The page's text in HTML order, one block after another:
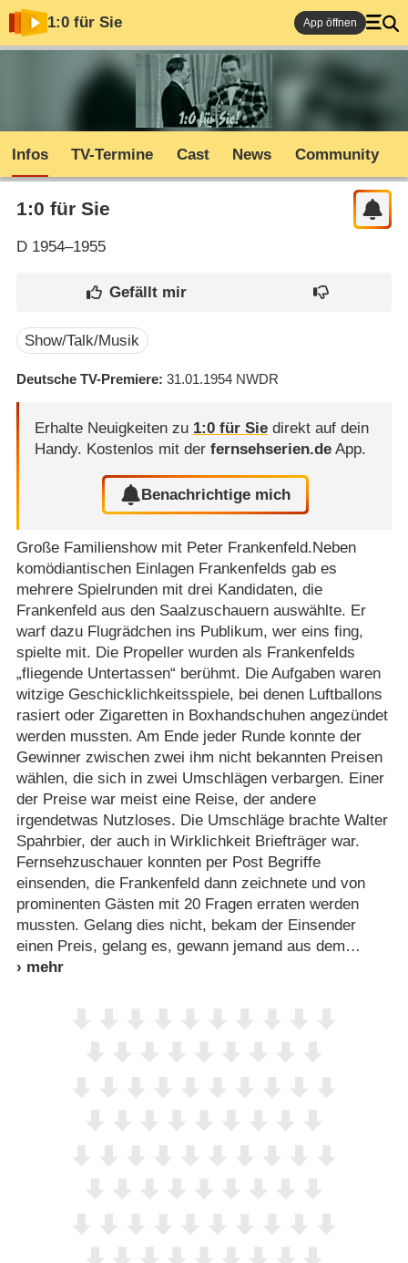
1:0 für Sie App öffnen
Infos TV-Termine Cast News Community
1:0 für Sie
D1954–1955
Show/Talk/Musik
Deutsche TV-Premiere 31.01.1954 NWDR
Erhalte Neuigkeiten zu 1:0 für Siedirekt auf dein
Handy. Kostenlos mit der fernsehserien.deApp.
Benachrichtige mich
Große Familienshow mit Peter Frankenfeld.Neben
komödiantischen Einlagen Frankenfelds gab es
mehrere Spielrunden mit drei Kandidaten, die
Frankenfeld aus den Saalzuschauern auswählte. Er
warf dazu Flugrädchen ins Publikum, wer eins fing,
spielte mit. Die Propeller wurden als Frankenfelds
„fliegende Untertassen“ berühmt. Die Aufgaben waren
witzige Geschicklichkeitsspiele, bei denen Luftballons
rasiert oder Zigaretten in Boxhandschuhen angezündet
werden mussten. Am Ende jeder Runde konnte der
Gewinner zwischen zwei ihm nicht bekannten Preisen
wählen, die sich in zwei Umschlägen verbargen. Einer
der Preise war meist eine Reise, der andere
irgendetwas Nutzloses. Die Umschläge brachte Walter
Spahrbier, der auch in Wirklichkeit Briefträger war.
Fernsehzuschauer konnten per Post Begriffe
einsenden, die Frankenfeld dann zeichnete und von
prominenten Gästen mit 20 Fragen erraten werden
mussten. Gelang dies nicht, bekam der Einsender
einen Preis, gelang es, gewann jemand aus dem